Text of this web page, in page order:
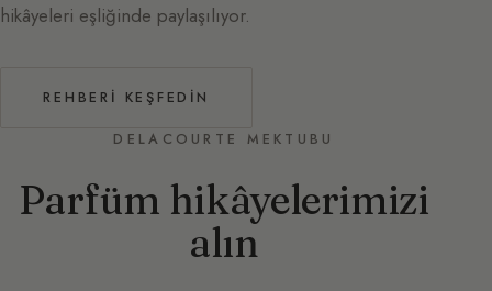
hikâyeleri eşliğinde paylaşılıyor.
REHBERI KEŞFEDIN
DELACOURTE MEKTUBU
Parfüm hikâyelerimizi
alın